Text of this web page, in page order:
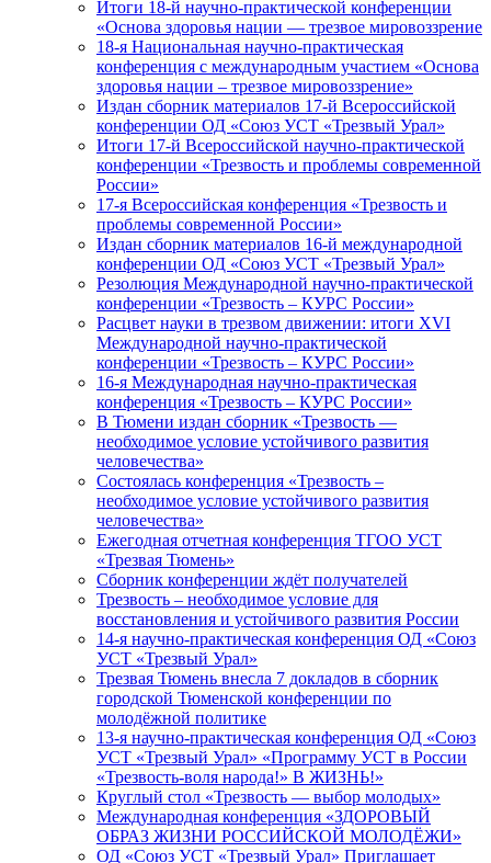
Итоги 18-й научно-практической конференции
«Основа здоровья нации — трезвое мировоззрение
18-я Национальная научно-практическая
конференция с международным участием «Основа
здоровья нации – трезвое мировоззрение»
Издан сборник материалов 17-й Всероссийской
конференции ОД «Союз УСТ «Трезвый Урал»
Итоги 17-й Всероссийской научно-практической
конференции «Трезвость и проблемы современной
России»
17-я Всероссийская конференция «Трезвость и
проблемы современной России»
Издан сборник материалов 16-й международной
конференции ОД «Союз УСТ «Трезвый Урал»
Резолюция Международной научно-практической
конференции «Трезвость – КУРС России»
Расцвет науки в трезвом движении: итоги XVI
Международной научно-практической
конференции «Трезвость – КУРС России»
16-я Международная научно-практическая
конференция «Трезвость – КУРС России»
В Тюмени издан сборник «Трезвость —
необходимое условие устойчивого развития
человечества»
Состоялась конференция «Трезвость –
необходимое условие устойчивого развития
человечества»
Ежегодная отчетная конференция ТГОО УСТ
«Трезвая Тюмень»
Сборник конференции ждёт получателей
Трезвость – необходимое условие для
восстановления и устойчивого развития России
14-я научно-практическая конференция ОД «Союз
УСТ «Трезвый Урал»
Трезвая Тюмень внесла 7 докладов в сборник
городской Тюменской конференции по
молодёжной политике
13-я научно-практическая конференция ОД «Союз
УСТ «Трезвый Урал» «Программу УСТ в России
«Трезвость-воля народа!» В ЖИЗНЬ!»
Круглый стол «Трезвость — выбор молодых»
Международная конференция «ЗДОРОВЫЙ
ОБРАЗ ЖИЗНИ РОССИЙСКОЙ МОЛОДЁЖИ»
ОД «Союз УСТ «Трезвый Урал» Приглашает